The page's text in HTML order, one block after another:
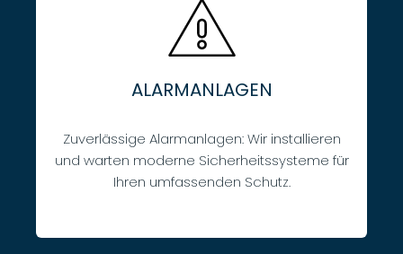
ALARMANLAGEN
Zuverlässige Alarmanlagen: Wir installieren
und warten moderne Sicherheitssysteme für
Ihren umfassenden Schutz.